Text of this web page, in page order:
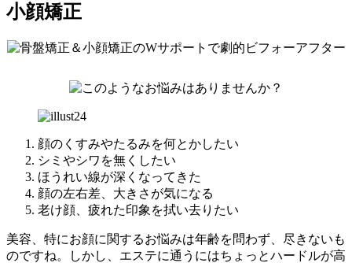
小顔矯正
顔のくすみやたるみを何とかしたい
シミやシワを無くしたい
ほうれい線が深くなってきた
顔の左右差、大きさが気になる
老け顔、疲れた印象を拭い去りたい
美容、特にお顔に関するお悩みは年齢を問わず、尽きないも
のですね。しかし、エステに通うにはちょっとハードルが高